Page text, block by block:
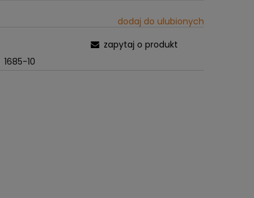
dodaj do ulubionych
1685-10
zapytaj o produkt